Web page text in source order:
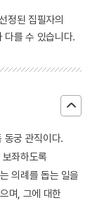
정된 집필자의
다를 수 있습니다.
궁 관직이다.
좌하도록
의례를 돕는 일을
며, 그에 대한